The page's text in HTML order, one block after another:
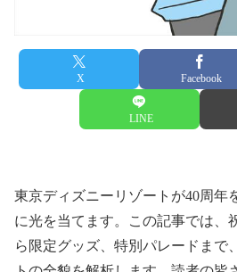
X Facebook
LINE
東京ディズニーリゾートが40周年
に光を当てます。この記事では、
ら限定グッズ、特別パレードまで